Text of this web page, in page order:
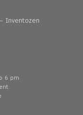
Inventozen
6 pm